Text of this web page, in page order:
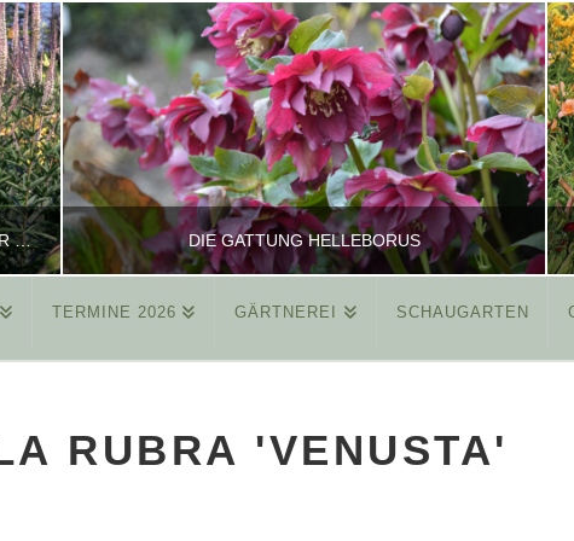
TAGLILIEN NEU ENTDECKT: ROSA & VIOLETT FÜR ROMANTISCHE PFLANZKOMBINATIONEN DIE GATTUNG HELLEBORUS
REINHARD
MÄRZ 26, 2015
TERMINE 2026 GÄRTNEREI SCHAUGARTEN
RUBRA 'VENUSTA'